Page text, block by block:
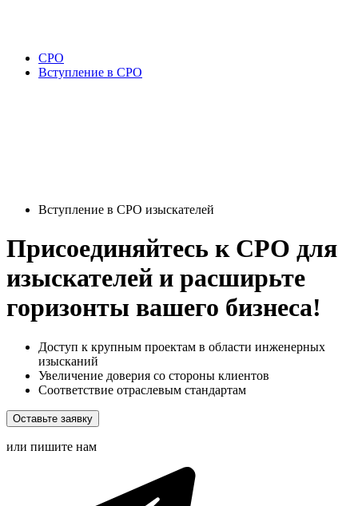
СРО
Вступление в СРО
Вступление в СРО изыскателей
Присоединяйтесь к СРО для
изыскателей и расширьте
горизонты вашего бизнеса!
Доступ к крупным проектам в области инженерных
изысканий
Увеличение доверия со стороны клиентов
Соответствие отраслевым стандартам
Оставьте заявку
или пишите нам